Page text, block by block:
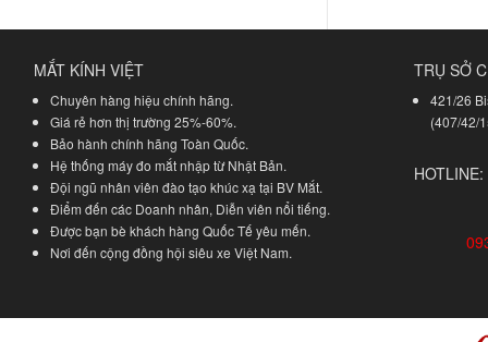
MẮT KÍNH VIỆT
Chuyên hàng hiệu chính hãng.
Giá rẻ hơn thị trường 25%-60%.
Bảo hành chính hãng Toàn Quốc.
Hệ thống máy đo mắt nhập từ Nhật Bản.
Đội ngũ nhân viên đào tạo khúc xạ tại BV Mắt.
Điểm đến các Doanh nhân, Diễn viên nổi tiếng.
Được bạn bè khách hàng Quốc Tế yêu mến.
Nơi đến cộng đồng hội siêu xe Việt Nam.
TRỤ SỞ
421/26
(407/42/
HOTLINE: